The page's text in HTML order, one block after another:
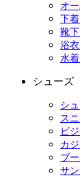
オ
下
靴
浴
水
シューズ
シ
ス
ビ
カ
ブ
サ